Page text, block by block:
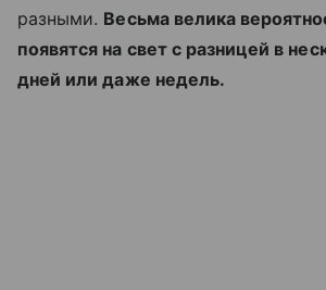
разными. Весьма велика
появятся на свет с разницей в
дней или даже недель.